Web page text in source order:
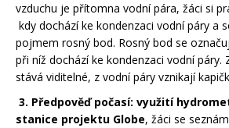
vzduchu je přítomna vodní pára, žáci si
kdy dochází ke kondenzaci vodní páry a
pojmem rosný bod. Rosný bod se
při níž dochází ke kondenzaci vodní páry.
stává viditelné, z vodní páry vznikají
3. Předpověď počasí: využití
stanice projektu Globe, žáci se